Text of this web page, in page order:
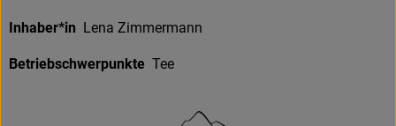
Inhaber*in Lena Zimmermann
Betriebschwerpunkte Tee